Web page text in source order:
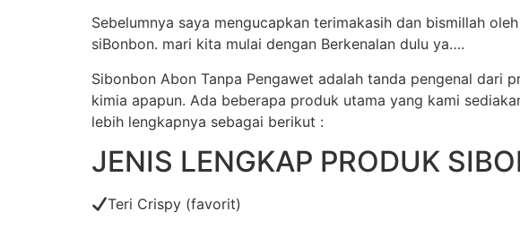
Sebelumnya saya mengucapkan terimakasih dan bismillah
siBonbon. mari kita mulai dengan Berkenalan dulu ya….
Sibonbon Abon Tanpa Pengawet adalah tanda pengenal
kimia apapun. Ada beberapa produk utama yang kami
lebih lengkapnya sebagai berikut :
JENIS LENGKAP PRODUK
Teri Crispy (favorit)